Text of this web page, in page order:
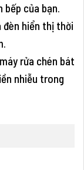
bếp của bạn.
đèn hiển thị thời
rửa chén bát
nhiễu trong